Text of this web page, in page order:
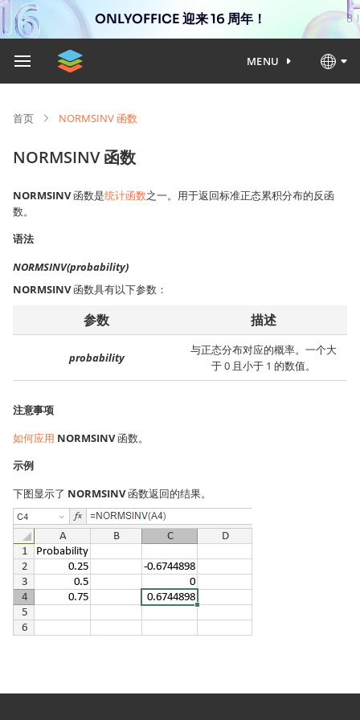
ONLYOFFICE 迎来 16 周年！
MENU
首页 NORMSINV 函数
NORMSINV 函数
NORMSINV函数是统计函数之一。用于返回标准正态累积分布的反函
数。
语法
NORMSINV(probability)
NORMSINV函数具有以下参数：
参数 描述
probability
与正态分布对应的概率。一个大
于 0 且小于 1 的数值。
注意事项
如何应用 NORMSINV函数。
示例
下图显示了 NORMSINV函数返回的结果。